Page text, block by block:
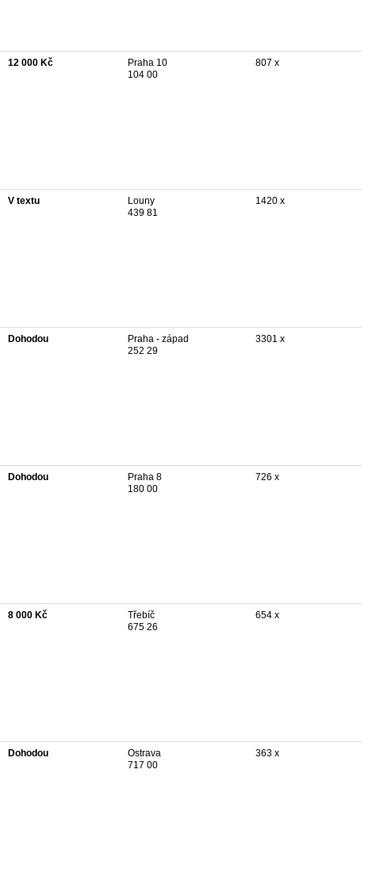
12 000 Kč
Praha 10
104 00
807 x
V textu
Louny
439 81
1420 x
Dohodou
Praha - západ
252 29
3301 x
Dohodou
Praha 8
180 00
726 x
8 000 Kč
Třebíč
675 26
654 x
Dohodou
Ostrava
717 00
363 x